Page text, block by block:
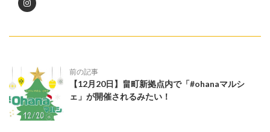
前の記事
【12月20日】畠町新拠点内で「#ohanaマルシ
ェ」が開催されるみたい！